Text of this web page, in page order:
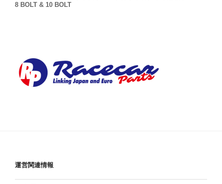
8 BOLT & 10 BOLT
運営関連情報